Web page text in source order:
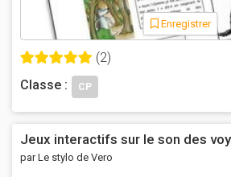
Enregistrer
(2)
Classe :
CP
Jeux interactifs sur le son des
par Le stylo de Vero